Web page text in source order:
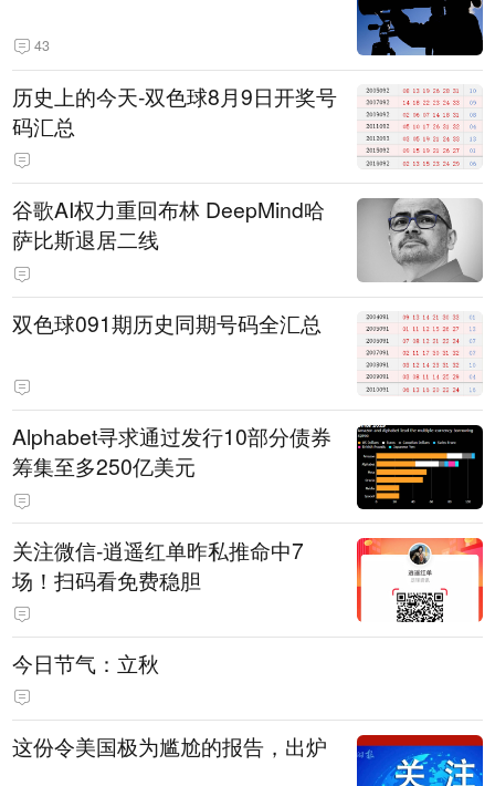
43
历史上的今天-双色球8月9日开奖号
码汇总
谷歌AI权力重回布林 DeepMind哈
萨比斯退居二线
双色球091期历史同期号码全汇总
Alphabet寻求通过发行10部分债券
筹集至多250亿美元
关注微信-逍遥红单昨私推命中7
场！扫码看免费稳胆
今日节气：立秋
这份令美国极为尴尬的报告，出炉